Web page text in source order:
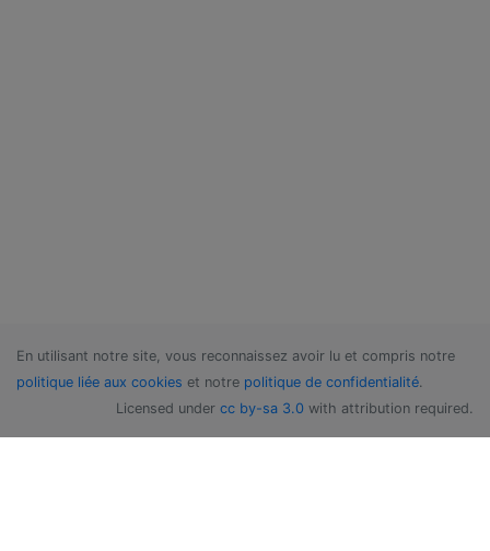
En utilisant notre site, vous reconnaissez avoir lu et compris notre
politique liée aux cookies et notre politique de confidentialité.
Licensed under cc by-sa 3.0 with attribution required.